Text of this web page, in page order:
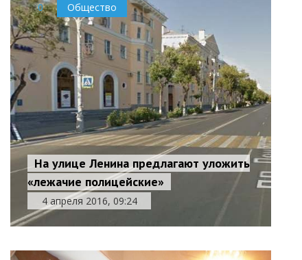
0 Общество
На улице Ленина предлагают уложить
«лежачие полицейские»
4 апреля 2016, 09:24